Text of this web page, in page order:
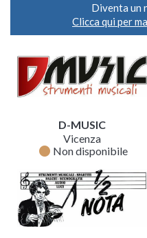
Diventa un
Clicca qui per
D-MUSIC
Vicenza
fiber_manual_record Non disponibile